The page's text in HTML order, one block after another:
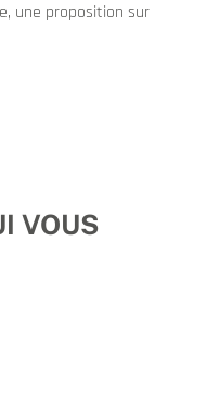
une proposition sur
VOUS